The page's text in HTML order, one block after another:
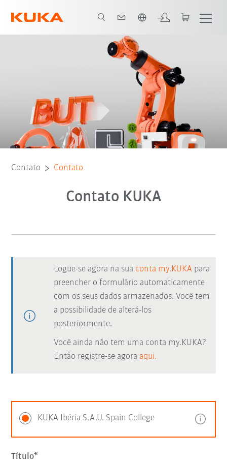
Contato Contato
Contato KUKA
Logue-se agora na sua conta my.KUKA para
preencher o formulário automaticamente
com os seus dados armazenados. Você tem
a possibilidade de alterá-los
posteriormente.
Você ainda não tem uma conta my.KUKA?
Então registre-se agora aqui.
KUKA Ibéria S.A.U. Spain College
Título